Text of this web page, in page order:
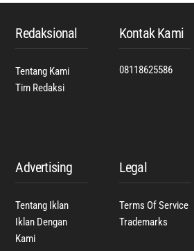
Redaksional
Tentang Kami
Tim Redaksi
Kontak Kami
08118625586
Advertising
Tentang Iklan
Iklan Dengan
Kami
Legal
Terms Of Service
Trademarks